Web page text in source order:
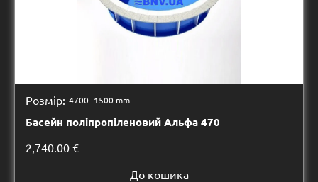
Розмір: 4700 -1500 mm
Басейн поліпропіленовий Альфа 470
2,740.00 €
До кошика